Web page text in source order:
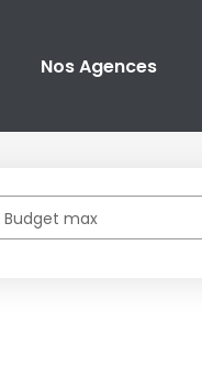
Nos Agences
Budget max